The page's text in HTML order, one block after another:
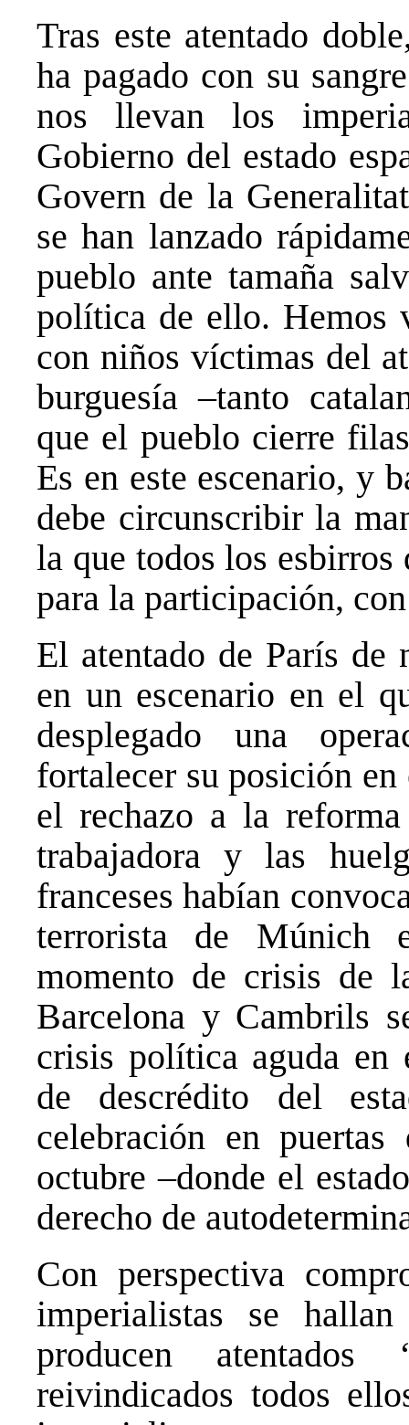
Tras este atentado
ha pagado con su
nos llevan los
Gobierno del estado
Govern de la
se han lanzado
pueblo ante tamaña
política de ello. Hemos
con niños víctimas del
burguesía –tanto
que el pueblo cierre
Es en este escenario, y
debe circunscribir la
la que todos los
para la participación,
El atentado de París de
en un escenario en el
desplegado una
fortalecer su posición
el rechazo a la
trabajadora y las
franceses habían
terrorista de Múnich
momento de crisis de
Barcelona y Cambrils
crisis política aguda en
de descrédito del
celebración en
octubre –donde el
derecho de
Con perspectiva
imperialistas se
producen atentados
reivindicados todos